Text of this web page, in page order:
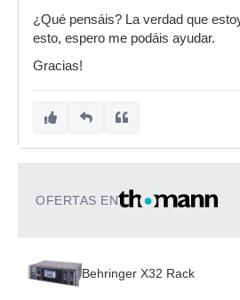
¿Qué pensáis? La verdad que
esto, espero me podáis ayudar.
Gracias!
OFERTAS EN
Behringer X32 Rack